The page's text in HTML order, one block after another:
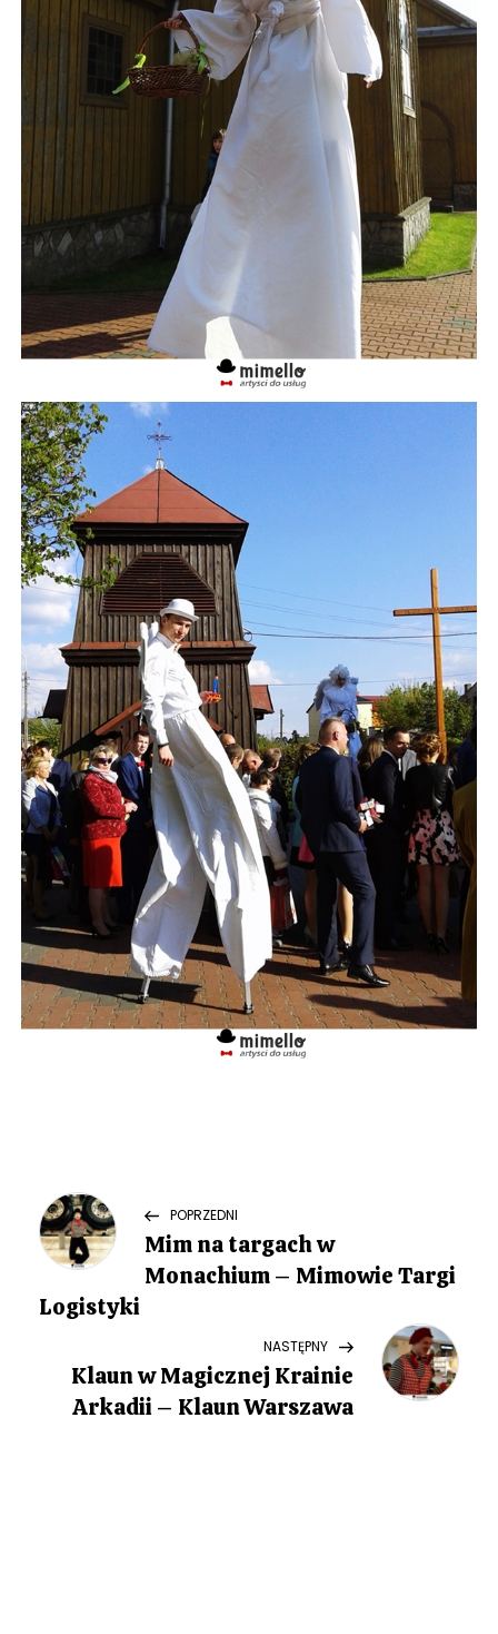
N
a
w
Previous
Post
POPRZEDNI
Mim na targach w
Monachium – Mimowie Targi
Logistyki
Post
NASTĘPNY
Klaun w Magicznej Krainie
Arkadii – Klaun Warszawa